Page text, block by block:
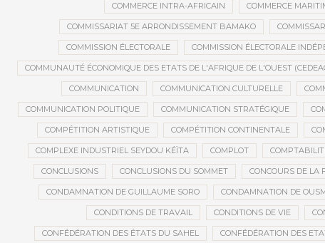
COMMERCE INTRA-AFRICAIN COMMERCE
COMMISSARIAT 5E ARRONDISSEMENT BAMAKO
COMMISSION ÉLECTORALE COMMISSION ÉLECTORALE
COMMUNAUTÉ ÉCONOMIQUE DES ETATS DE L'AFRIQUE DE L'OUEST
COMMUNICATION COMMUNICATION CULTURELLE
COMMUNICATION POLITIQUE COMMUNICATION STRATÉGIQUE
COMPÉTITION ARTISTIQUE COMPÉTITION CONTINENTALE
COMPLEXE INDUSTRIEL SEYDOU KÉÏTA COMPLOT
CONCLUSIONS CONCLUSIONS DU SOMMET CONCOURS DE LA
CONDAMNATION DE GUILLAUME SORO CONDAMNATION DE
CONDITIONS DE TRAVAIL CONDITIONS DE VIE
CONFÉDÉRATION DES ÉTATS DU SAHEL CONFÉDÉRATION DES